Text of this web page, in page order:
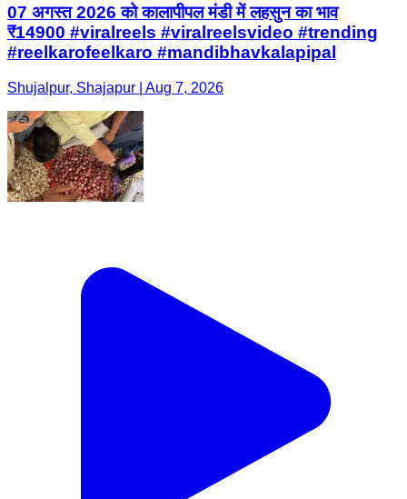
07 अगस्त 2026 को कालापीपल मंडी में लहसुन का भाव
₹14900 #viralreels #viralreelsvideo #trending
#reelkarofeelkaro #mandibhavkalapipal
Shujalpur, Shajapur | Aug 7, 2026